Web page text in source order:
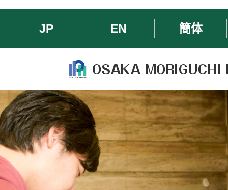
JP EN 簡体